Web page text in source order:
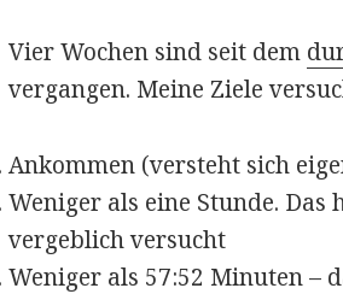
Vier Wochen sind seit dem
vergangen. Meine Ziele
Ankommen (versteht sich
Weniger als eine Stunde.
vergeblich versucht
Weniger als 57:52 Minuten –